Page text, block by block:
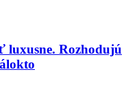
luxusne. Rozhodujú